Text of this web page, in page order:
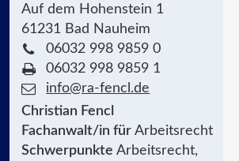
Auf dem Hohenstein 1
61231 Bad Nauheim
06032 998 9859 0
06032 998 9859 1
info@ra-fencl.de
Christian Fencl
Fachanwalt/in für Arbeitsrecht
Schwerpunkte Arbeitsrecht,